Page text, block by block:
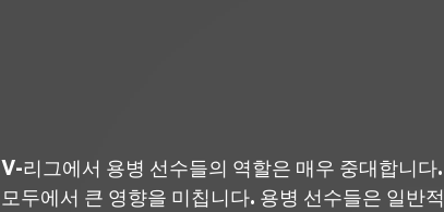
V-리그에서 용병 선수들의 역할은 매우 중대합니
모두에서 큰 영향을 미칩니다. 용병 선수들은 일반